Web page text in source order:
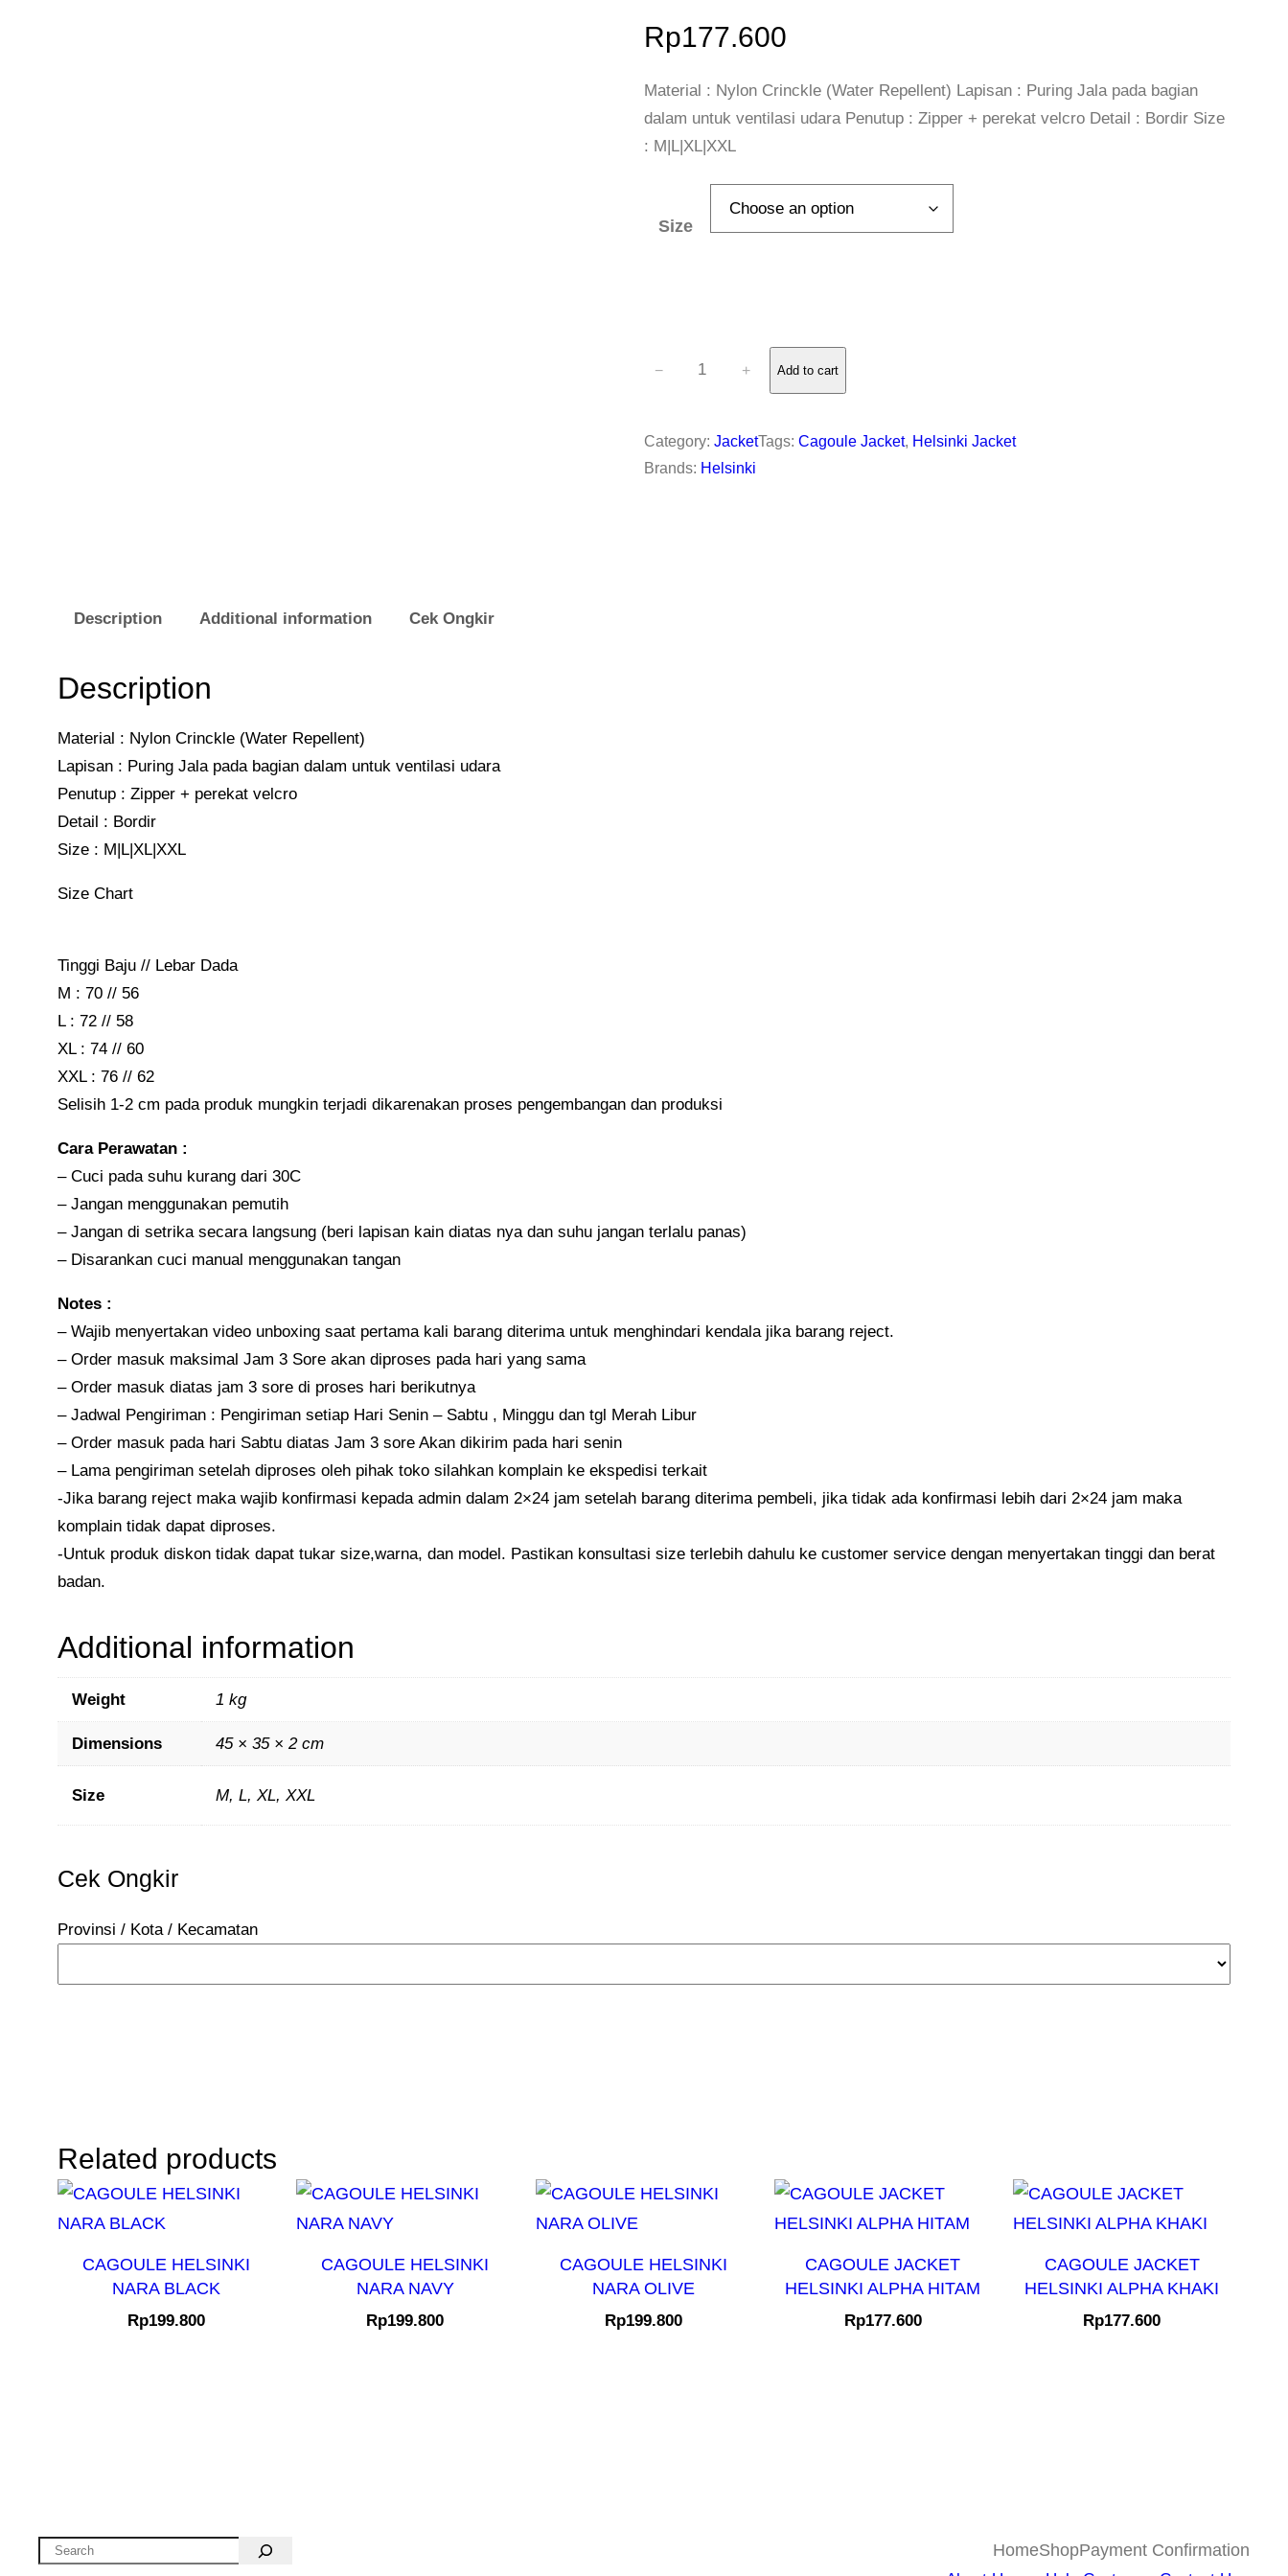
Rp177.600
Material : Nylon Crinckle (Water Repellent) Lapisan : Puring Jala pada bagian
dalam untuk ventilasi udara Penutup : Zipper + perekat velcro Detail : Bordir Size
: M|L|XL|XXL
Size
O
U
A
N
E
a
n
i
− + Add to cart
Category: JacketTags: Cagoule Jacket, Helsinki Jacket
Brands: Helsinki
Description Additional information Cek Ongkir
Description
Material : Nylon Crinckle (Water Repellent)
Lapisan : Puring Jala pada bagian dalam untuk ventilasi udara
Penutup : Zipper + perekat velcro
Detail : Bordir
Size : M|L|XL|XXL
Size Chart
Tinggi Baju // Lebar Dada
M : 70 // 56
L : 72 // 58
XL : 74 // 60
XXL : 76 // 62
Selisih 1-2 cm pada produk mungkin terjadi dikarenakan proses pengembangan dan produksi
Cara Perawatan :
– Cuci pada suhu kurang dari 30C
– Jangan menggunakan pemutih
– Jangan di setrika secara langsung (beri lapisan kain diatas nya dan suhu jangan terlalu panas)
– Disarankan cuci manual menggunakan tangan
Notes :
– Wajib menyertakan video unboxing saat pertama kali barang diterima untuk menghindari kendala jika barang reject.
– Order masuk maksimal Jam 3 Sore akan diproses pada hari yang sama
– Order masuk diatas jam 3 sore di proses hari berikutnya
– Jadwal Pengiriman : Pengiriman setiap Hari Senin – Sabtu , Minggu dan tgl Merah Libur
– Order masuk pada hari Sabtu diatas Jam 3 sore Akan dikirim pada hari senin
– Lama pengiriman setelah diproses oleh pihak toko silahkan komplain ke ekspedisi terkait
-Jika barang reject maka wajib konfirmasi kepada admin dalam 2×24 jam setelah barang diterima pembeli, jika tidak ada konfirmasi lebih dari 2×24 jam maka
komplain tidak dapat diproses.
-Untuk produk diskon tidak dapat tukar size,warna, dan model. Pastikan konsultasi size terlebih dahulu ke customer service dengan menyertakan tinggi dan berat
badan.
Additional information
Weight 1 kg
Dimensions 45 × 35 × 2 cm
Size M, L, XL, XXL
Cek Ongkir
Provinsi / Kota / Kecamatan
Related products
CAGOULE HELSINKI
NARA BLACK
Rp199.800
CAGOULE HELSINKI
NARA NAVY
Rp199.800
CAGOULE HELSINKI
NARA OLIVE
Rp199.800
CAGOULE JACKET
HELSINKI ALPHA HITAM
Rp177.600
CAGOULE JACKET
HELSINKI ALPHA KHAKI
Rp177.600
Search HomeShopPayment Confirmation